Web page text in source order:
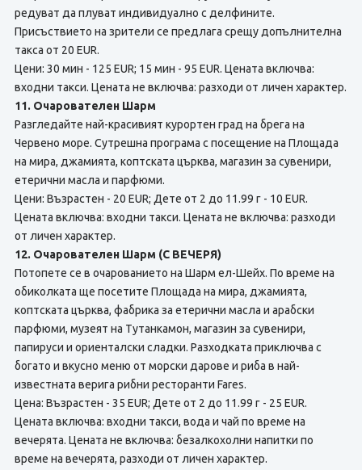
редуват да плуват индивидуално с делфините.
Присъствието на зрители се предлага срещу допълнителна
такса от 20 EUR.
Цени: 30 мин - 125 EUR; 15 мин - 95 EUR. Цената включва:
входни такси. Цената не включва: разходи от личен характер.
11. Очарователен Шарм
Разгледайте най-красивият курортен град на брега на
Червено море. Сутрешна програма с посещение на Площада
на мира, джамията, коптската църква, магазин за сувенири,
етерични масла и парфюми.
Цени: Възрастен - 20 EUR; Дете от 2 до 11.99 г - 10 EUR.
Цената включва: входни такси. Цената не включва: разходи
от личен характер.
12. Очарователен Шарм (С ВЕЧЕРЯ)
Потопете се в очарованието на Шарм ел-Шейх. По време на
обиколката ще посетите Площада на мира, джамията,
коптската църква, фабрика за етерични масла и арабски
парфюми, музеят на Тутанкамон, магазин за сувенири,
папируси и ориенталски сладки. Разходката приключва с
богато и вкусно меню от морски дарове и риба в най-
известната верига рибни ресторанти Fares.
Цена: Възрастен - 35 EUR; Дете от 2 до 11.99 г - 25 EUR.
Цената включва: входни такси, вода и чай по време на
вечерята. Цената не включва: безалкохолни напитки по
време на вечерята, разходи от личен характер.